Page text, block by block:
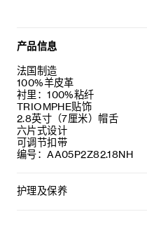
产品信息
法国制造
100%羊皮革
衬里：100%粘纤
TRIOMPHE贴饰
2.8英寸（7厘米）帽舌
六片式设计
可调节扣带
编号：AA05P2Z82.18NH
护理及保养